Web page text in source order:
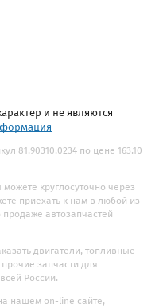
и не являются
81.90310.0234 по цене 163.10
круглосуточно через
приехать к нам в любой из
автозапчастей
двигатели, топливные
запчасти для
России.
нашем on-line сайте,